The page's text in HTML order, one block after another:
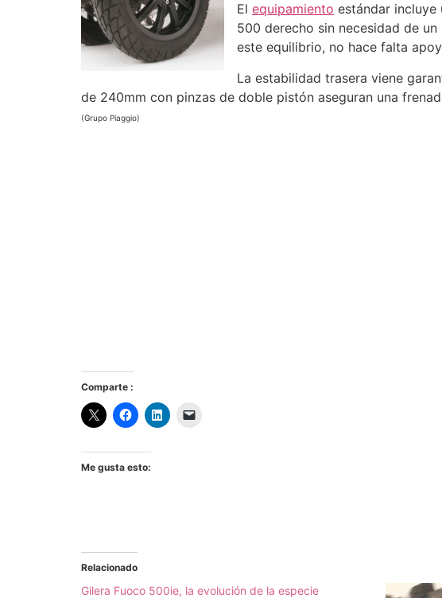
El equipamiento estándar incluye
500 derecho sin necesidad de
este equilibrio, no hace falta
La estabilidad trasera viene
de 240mm con pinzas de doble pistón aseguran una
(Grupo Piaggio)
Comparte :
Me gusta esto:
Relacionado
Gilera Fuoco 500ie, la evolución de la especie